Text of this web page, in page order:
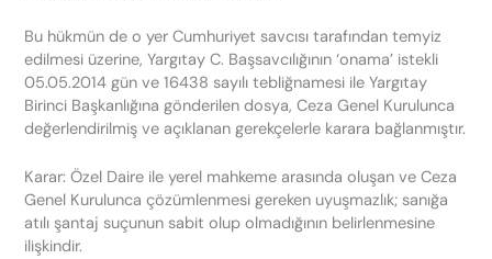
Bu hükmün de o yer Cumhuriyet savcısı tarafından temyiz
edilmesi üzerine, Yargıtay C. Başsavcılığının ‘onama’ istekli
05.05.2014 gün ve 16438 sayılı tebliğnamesi ile Yargıtay
Birinci Başkanlığına gönderilen dosya, Ceza Genel Kurulunca
değerlendirilmiş ve açıklanan gerekçelerle karara bağlanmıştır.
Karar: Özel Daire ile yerel mahkeme arasında oluşan ve Ceza
Genel Kurulunca çözümlenmesi gereken uyuşmazlık; sanığa
atılı şantaj suçunun sabit olup olmadığının belirlenmesine
ilişkindir.